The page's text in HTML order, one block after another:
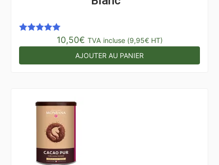
10,50€ TVA incluse (9,95€HT)
AJOUTER AU PANIER